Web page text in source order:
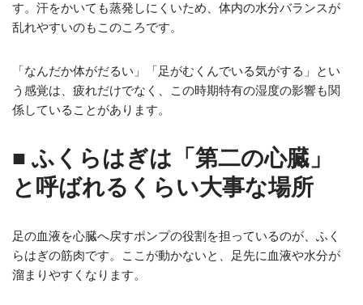
す。汗をかいても蒸発しにくいため、体内の水分バランスが
乱れやすいのもこのころです。
「なんだか体がだるい」「足がむくんでいる気がする」とい
う感覚は、疲れだけでなく、この時期特有の湿度の影響も関
係していることがあります。
■ ふくらはぎは「第二の心臓」
と呼ばれるくらい大事な場所
足の血液を心臓へ戻すポンプの役割を担っているのが、ふく
らはぎの筋肉です。ここが動かないと、足先に血液や水分が
溜まりやすくなります。